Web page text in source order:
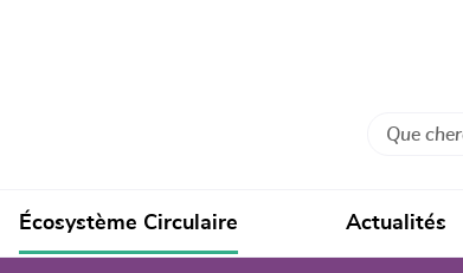
Rechercher
Écosystème Circulaire Actualités